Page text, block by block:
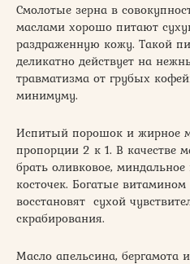
Смолотые зерна в
маслами хорошо питают
раздраженную кожу. Такой
деликатно действует на
травматизма от грубых
минимуму.
Испитый порошок и жирное
пропорции 2 к 1. В качестве
брать оливковое,
косточек. Богатые
восстановят сухой
скрабирования.
Масло апельсина, бергамота